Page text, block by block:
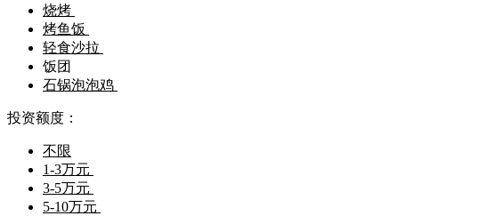
烧烤
烤鱼饭
轻食沙拉
饭团
石锅泡泡鸡
投资额度：
不限
1-3万元
3-5万元
5-10万元